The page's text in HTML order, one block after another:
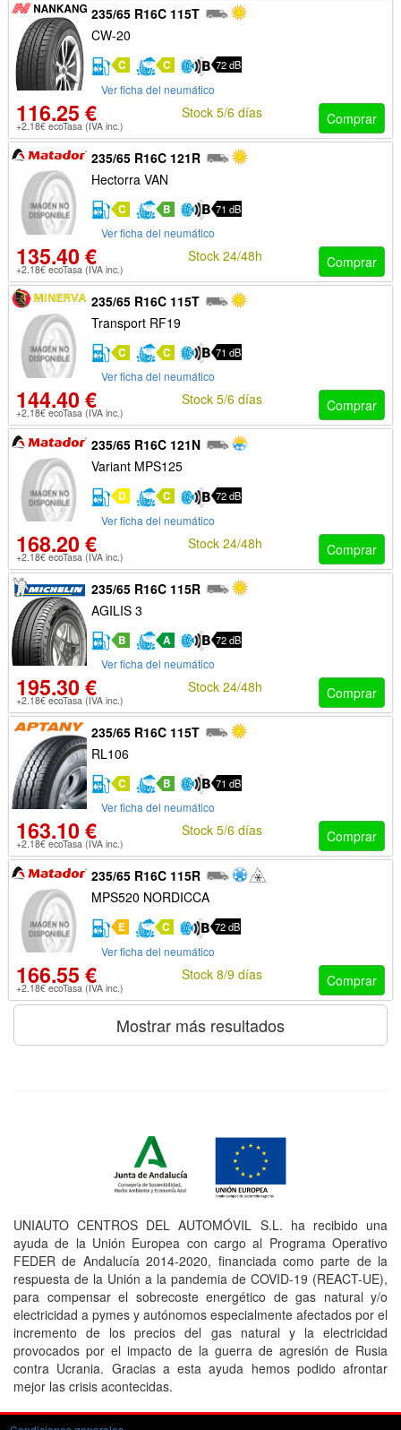
235/65 R16C 115T
CW-20
C C 72 dB
Ver ficha del neumático
116.25 €
+2.18€ ecoTasa (IVA inc.) Comprar
Stock 5/6 días
235/65 R16C 121R
Hectorra VAN
C B 71 dB
Ver ficha del neumático
135.40 €
+2.18€ ecoTasa (IVA inc.) Comprar
Stock 24/48h
235/65 R16C 115T
Transport RF19
C C 71 dB
Ver ficha del neumático
144.40 €
+2.18€ ecoTasa (IVA inc.) Comprar
Stock 5/6 días
235/65 R16C 121N
Variant MPS125
D C 72 dB
Ver ficha del neumático
168.20 €
+2.18€ ecoTasa (IVA inc.) Comprar
Stock 24/48h
235/65 R16C 115R
AGILIS 3
B A 72 dB
Ver ficha del neumático
195.30 €
+2.18€ ecoTasa (IVA inc.) Comprar
Stock 24/48h
235/65 R16C 115T
RL106
C B 71 dB
Ver ficha del neumático
163.10 €
+2.18€ ecoTasa (IVA inc.) Comprar
Stock 5/6 días
235/65 R16C 115R
MPS520 NORDICCA
E C 72 dB
Ver ficha del neumático
166.55 €
+2.18€ ecoTasa (IVA inc.) Comprar
Stock 8/9 días
Mostrar más resultados
UNIAUTO CENTROS DEL AUTOMÓVIL S.L. ha recibido una
ayuda de la Unión Europea con cargo al Programa Operativo
FEDER de Andalucía 2014-2020, financiada como parte de la
respuesta de la Unión a la pandemia de COVID-19 (REACT-UE),
para compensar el sobrecoste energético de gas natural y/o
electricidad a pymes y autónomos especialmente afectados por el
incremento de los precios del gas natural y la electricidad
provocados por el impacto de la guerra de agresión de Rusia
contra Ucrania. Gracias a esta ayuda hemos podido afrontar
mejor las crisis acontecidas.